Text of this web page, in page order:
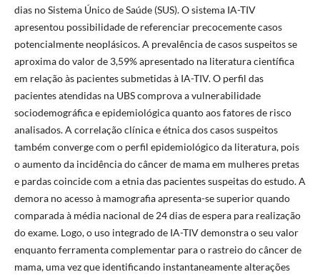
dias no Sistema Único de Saúde (SUS). O sistema IA-TIV
apresentou possibilidade de referenciar precocemente casos
potencialmente neoplásicos. A prevalência de casos suspeitos se
aproxima do valor de 3,59% apresentado na literatura científica
em relação às pacientes submetidas à IA-TIV. O perfil das
pacientes atendidas na UBS comprova a vulnerabilidade
sociodemográfica e epidemiológica quanto aos fatores de risco
analisados. A correlação clínica e étnica dos casos suspeitos
também converge com o perfil epidemiológico da literatura, pois
o aumento da incidência do câncer de mama em mulheres pretas
e pardas coincide com a etnia das pacientes suspeitas do estudo. A
demora no acesso à mamografia apresenta-se superior quando
comparada à média nacional de 24 dias de espera para realização
do exame. Logo, o uso integrado de IA-TIV demonstra o seu valor
enquanto ferramenta complementar para o rastreio do câncer de
mama, uma vez que identificando instantaneamente alterações